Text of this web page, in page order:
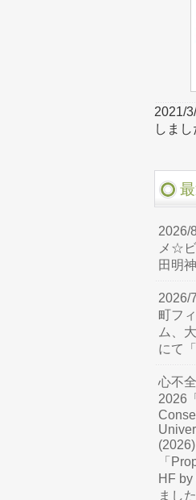
2021/
しまし
2026/
メ☆
田明
2026/
町フ
ム、
にて
心不
2026
「
HF
ました